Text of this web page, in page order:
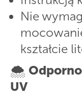
Nie
kształcie
🌨️
UV